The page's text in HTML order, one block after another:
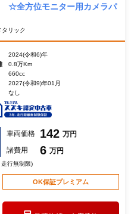
☆全方位モニター用カメラパ
リック
2024(令和6)年
0.8万Km
660cc
2027(令和9)年01月
なし
車両価格 142 万円
諸費用
6 万円
行無制限)
OK保証プレミアム